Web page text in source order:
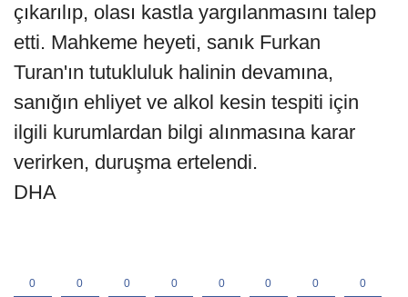
çıkarılıp, olası kastla yargılanmasını talep
etti. Mahkeme heyeti, sanık Furkan
Turan'ın tutukluluk halinin devamına,
sanığın ehliyet ve alkol kesin tespiti için
ilgili kurumlardan bilgi alınmasına karar
verirken, duruşma ertelendi.
DHA